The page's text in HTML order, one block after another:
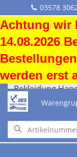
03578
Achtung wir
14.08.2026
werden erst
Bekleidung
Startseite